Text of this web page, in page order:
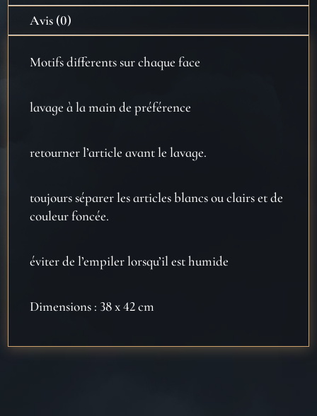
Avis (0)
Motifs differents sur chaque face
lavage à la main de préférence
retourner l’article avant le lavage.
toujours séparer les articles blancs ou clairs et de
couleur foncée.
éviter de l’empiler lorsqu’il est humide
Dimensions : 38 x 42 cm